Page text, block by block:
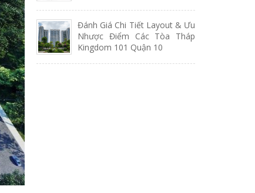
Đánh Giá Chi Tiết Layout & Ưu
Nhược Điểm Các Tòa Tháp
Kingdom 101 Quận 10